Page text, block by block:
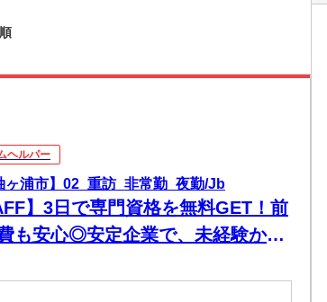
ヘルパー
ヶ浦市】02_重訪_非常勤_夜勤/Jb
】3日で専門資格を無料GET！前
も安心◎安定企業で、未経験から